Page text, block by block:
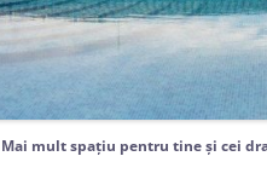
Mai mult spațiu pentru tine și cei